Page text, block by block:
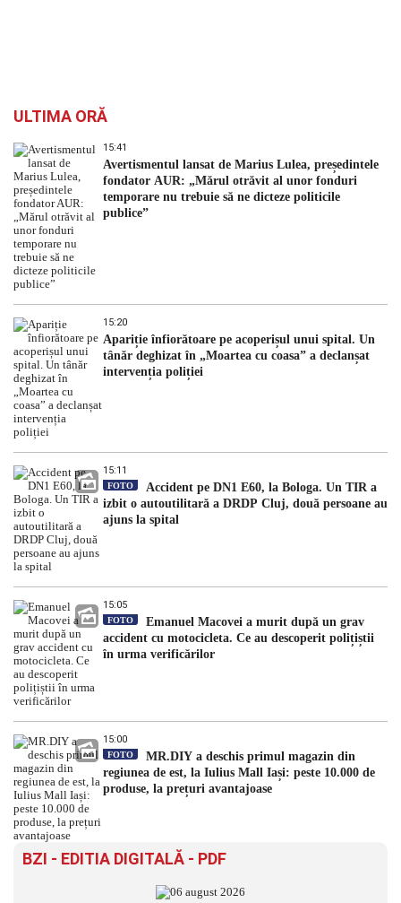
ULTIMA ORĂ
15:41
Avertismentul lansat de Marius Lulea, președintele
fondator AUR: „Mărul otrăvit al unor fonduri
temporare nu trebuie să ne dicteze politicile
publice”
15:20
Apariție înfiorătoare pe acoperișul unui spital. Un
tânăr deghizat în „Moartea cu coasa” a declanșat
intervenția poliției
15:11
FOTO
Accident pe DN1 E60, la Bologa. Un TIR a
izbit o autoutilitară a DRDP Cluj, două persoane au
ajuns la spital
15:05
FOTO
Emanuel Macovei a murit după un grav
accident cu motocicleta. Ce au descoperit polițiștii
în urma verificărilor
15:00
FOTO
MR.DIY a deschis primul magazin din
regiunea de est, la Iulius Mall Iași: peste 10.000 de
produse, la prețuri avantajoase
BZI - EDITIA DIGITALĂ - PDF